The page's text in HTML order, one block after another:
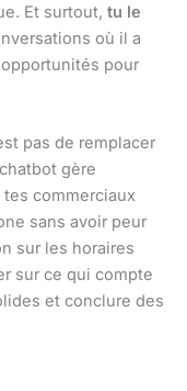
Et surtout, tu le
où il a
pour
pas de remplacer
gère
commerciaux
sans avoir peur
sur les horaires
sur ce qui compte
et conclure des